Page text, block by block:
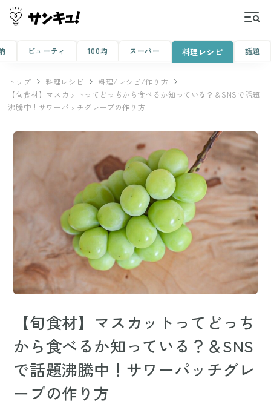
ビューティ 100均 スーパー 料理レシピ 話題
トップ 料理レシピ
料理/レシピ/作り方
【旬食材】マスカットってどっちから食べるか知っている？＆SNSで話題
沸騰中！サワーパッチグレープの作り方
【旬食材】マスカットってどっち
から食べるか知っている？＆SNS
で話題沸騰中！サワーパッチグレ
ープの作り方